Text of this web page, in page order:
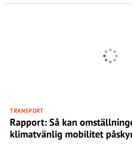
TRANSPORT
Rapport: Så kan
klimatvänlig mobilitet